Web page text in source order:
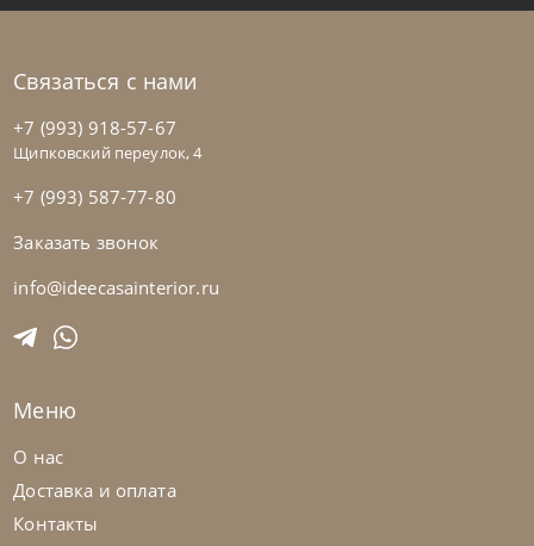
Связаться с нами
+7 (993) 918-57-67
Щипковский переулок, 4
+7 (993) 587-77-80
Заказать звонок
info@ideecasainterior.ru
Меню
О нас
Доставка и оплата
Контакты